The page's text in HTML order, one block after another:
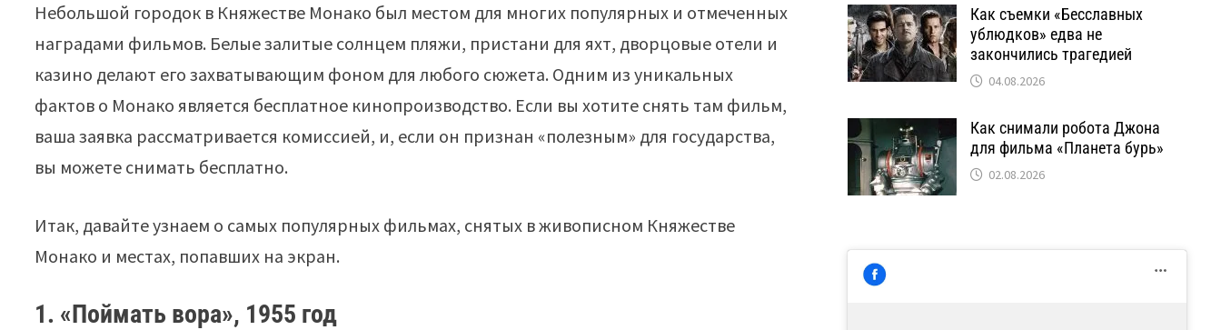
Небольшой городок в Княжестве Монако был местом для многих популярных и отмеченных
наградами фильмов. Белые залитые солнцем пляжи, пристани для яхт, дворцовые отели и
казино делают его захватывающим фоном для любого сюжета. Одним из уникальных
фактов о Монако является бесплатное кинопроизводство. Если вы хотите снять там фильм,
ваша заявка рассматривается комиссией, и, если он признан «полезным» для государства,
вы можете снимать бесплатно.
Итак, давайте узнаем о самых популярных фильмах, снятых в живописном Княжестве
Монако и местах, попавших на экран.
1. «Поймать вора», 1955 год
Как съемки «Бесславных
ублюдков» едва не
закончились трагедией
04.08.2026
Как снимали робота Джона
для фильма «Планета бурь»
02.08.2026